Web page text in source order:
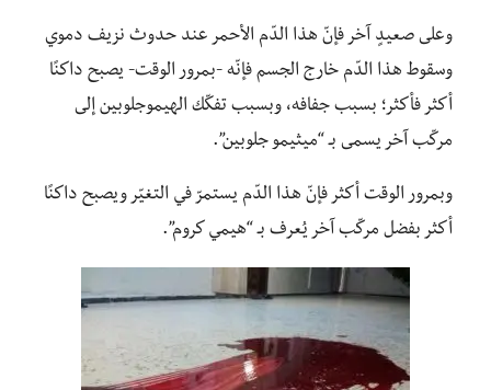
وعلى صعيدٍ آخر فإنّ هذا الدّم الأحمر عند حدوث نزيف دموي
وسقوط هذا الدّم خارج الجسم فإنّه -بمرور الوقت- يصبح داكنًا
أكثر فأكثر؛ بسبب جفافه، وبسبب تفكّك الهيموجلوبين إلى
مركّب آخر يسمى بـ “ميثيمو جلوبين”.
وبمرور الوقت أكثر فإنّ هذا الدّم يستمرّ في التغيّر ويصبح داكنًا
أكثر بفضل مركّب آخر يُعرف بـ “هيمي كروم”.